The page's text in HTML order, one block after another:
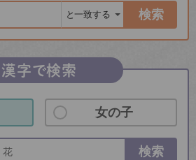
検索
漢字で検索
女の子
検索